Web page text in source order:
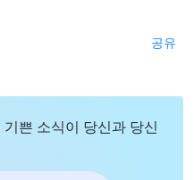
공유
쁜 소식이 당신과 당신